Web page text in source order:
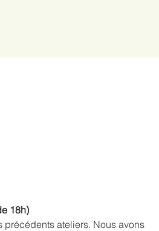
18h)
précédents ateliers. Nous avons